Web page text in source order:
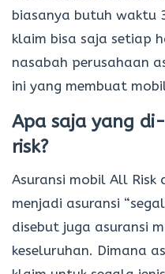
biasanya butuh waktu
klaim bisa saja setiap
nasabah perusahaan
ini yang membuat
Apa saja yang
risk?
Asuransi mobil All
menjadi asuransi
disebut juga asuransi
keseluruhan. Dimana